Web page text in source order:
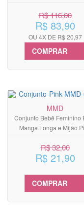
R$ 116,00
R$ 83,90
OU 4X DE R$ 20,97
COMPRAR
MMD
Conjunto Bebê Feminino
Manga Longa e Mijão
R$ 32,00
R$ 21,90
COMPRAR